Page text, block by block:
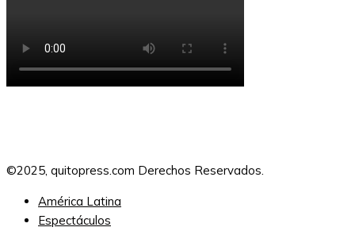
©2025, quitopress.com Derechos Reservados.
América Latina
Espectáculos